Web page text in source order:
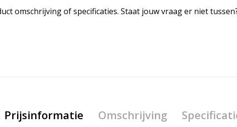
omschrijving of specificaties. Staat jouw vraag er niet
Prijsinformatie Omschrijving